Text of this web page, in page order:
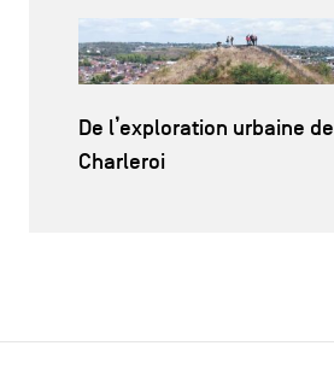
De l’exploration urbaine de
Charleroi